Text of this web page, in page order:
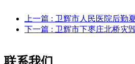
上一篇 : 卫辉市人民医院后勤
下一篇 : 卫辉市下枣庄北桥灾